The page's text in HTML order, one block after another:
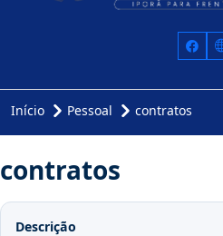
Início Pessoal contratos
contratos
Descrição